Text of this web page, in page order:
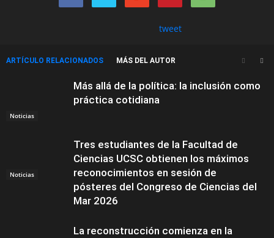
tweet
ARTÍCULO RELACIONADOS MÁS DEL AUTOR
Noticias
Más allá de la política: la inclusión como
práctica cotidiana
Noticias
Tres estudiantes de la Facultad de
Ciencias UCSC obtienen los máximos
reconocimientos en sesión de
pósteres del Congreso de Ciencias del
Mar 2026
La reconstrucción comienza en la